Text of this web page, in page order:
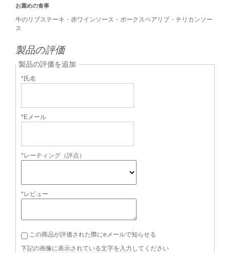
お薦めの食事
牛のリブステーキ・赤ワインソース・ポークスペアリブ・チリカンソー
ス
製品の評価
製品の評価を追加
*氏名
*Eメール
*レーティング（評点）
*レビュー
この商品が評価された際にeメールで知らせる
下記の画像に表示されている文字を入力してください